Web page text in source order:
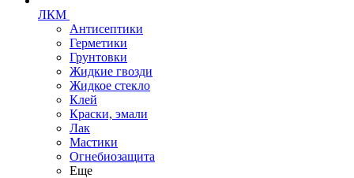
ЛКМ
Антисептики
Герметики
Грунтовки
Жидкие гвозди
Жидкое стекло
Клей
Краски, эмали
Лак
Мастики
Огнебиозащита
Еще